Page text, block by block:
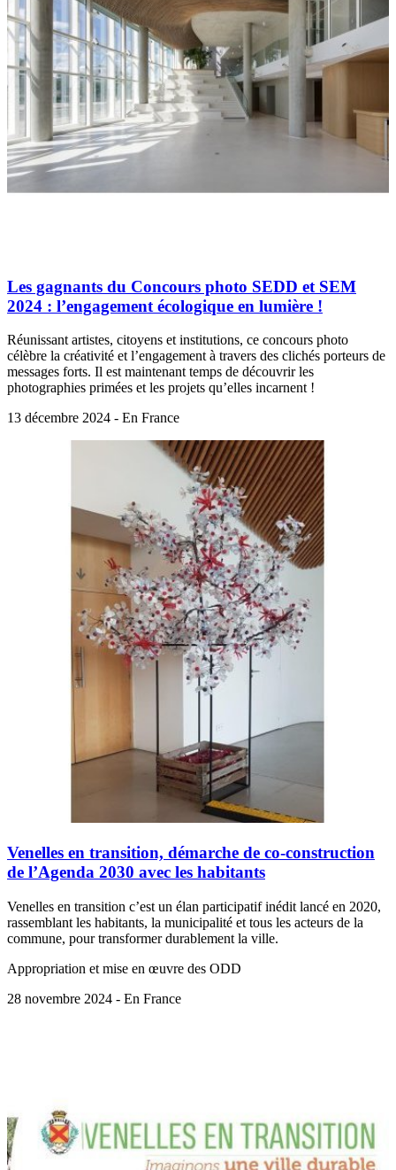
Les gagnants du Concours photo SEDD et SEM
2024 : l’engagement écologique en lumière !
Réunissant artistes, citoyens et institutions, ce concours photo
célèbre la créativité et l’engagement à travers des clichés porteurs de
messages forts. Il est maintenant temps de découvrir les
photographies primées et les projets qu’elles incarnent !
13 décembre 2024 - En France
Venelles en transition, démarche de co-construction
de l’Agenda 2030 avec les habitants
Venelles en transition c’est un élan participatif inédit lancé en 2020,
rassemblant les habitants, la municipalité et tous les acteurs de la
commune, pour transformer durablement la ville.
Appropriation et mise en œuvre des ODD
28 novembre 2024 - En France